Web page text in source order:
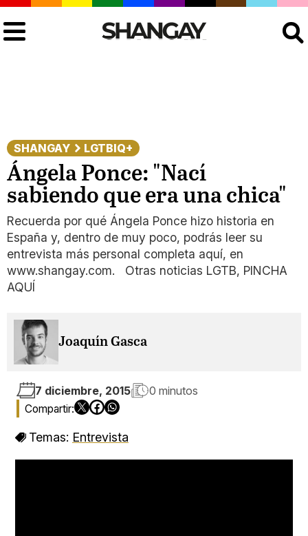
SHANGAY LGTBIQ+
Ángela Ponce: "Nací
sabiendo que era una chica"
Recuerda por qué Ángela Ponce hizo historia en
España y, dentro de muy poco, podrás leer su
entrevista más personal completa aquí, en
www.shangay.com. Otras noticias LGTB, PINCHA
AQUÍ
Joaquín Gasca
7 diciembre, 2015 0 minutos
Temas: Entrevista